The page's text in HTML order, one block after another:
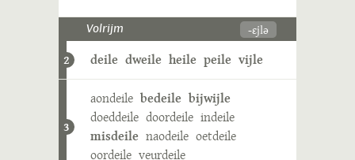
Volrijm -ɛjlə
2 deile dweile heile peile vijle
3
aondeile bedeile bijwijle
doeddeile doordeile indeile
misdeile naodeile oetdeile
oordeile veurdeile